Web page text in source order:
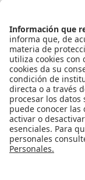
Información de
Bogotá,
Enlaces de
Iniciar sesión
Política de
Contacto